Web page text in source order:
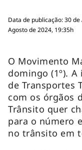
Data de publicação: 30
Agosto de 2024, 19:35h
O Movimento
domingo (1º).
de Transportes
com os órgãos
Trânsito quer
para o número
no trânsito em